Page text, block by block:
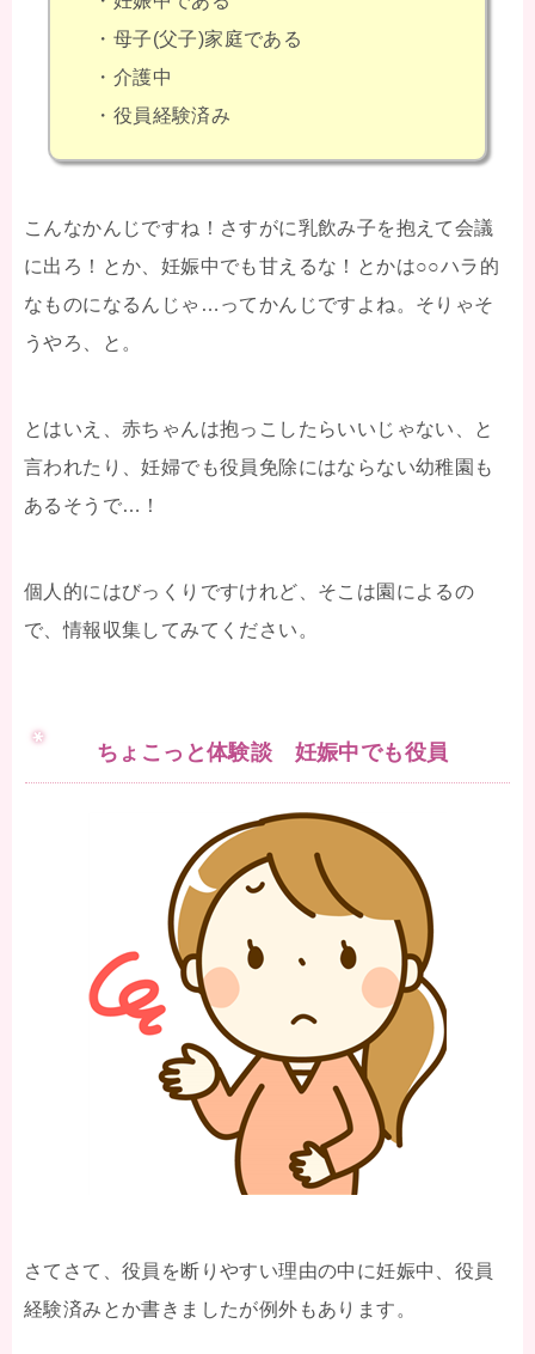
・母子(父子)家庭である
・介護中
・役員経験済み
こんなかんじですね！さすがに乳飲み子を抱えて会議
に出ろ！とか、妊娠中でも甘えるな！とかは○○ハラ的
なものになるんじゃ…ってかんじですよね。そりゃそ
うやろ、と。
とはいえ、赤ちゃんは抱っこしたらいいじゃない、と
言われたり、妊婦でも役員免除にはならない幼稚園も
あるそうで…！
個人的にはびっくりですけれど、そこは園によるの
で、情報収集してみてください。
ちょこっと体験談 妊娠中でも役員
さてさて、役員を断りやすい理由の中に妊娠中、役員
経験済みとか書きましたが例外もあります。